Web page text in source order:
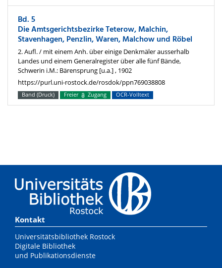
Bd. 5
Die Amtsgerichtsbezirke Teterow, Malchin,
Stavenhagen, Penzlin, Waren, Malchow und Röbel
2. Aufl. / mit einem Anh. über einige Denkmäler ausserhalb
Landes und einem Generalregister über alle fünf Bände,
Schwerin i.M.: Bärensprung [u.a.] , 1902
https://purl.uni-rostock.de/rosdok/ppn769038808
Band (Druck) Freier Zugang OCR-Volltext
Kontakt
Universitätsbibliothek Rostock
Digitale Bibliothek
und Publikationsdienste